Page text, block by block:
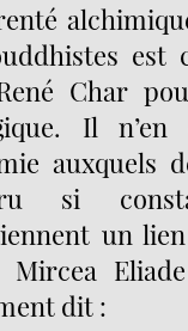
est
Char
Il
auxquels
si
un lien
Mircea
dit :